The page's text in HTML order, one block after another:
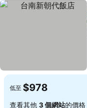
低至 $978
查看其他 3 個網站的價格